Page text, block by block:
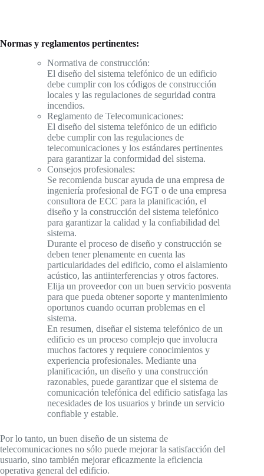
Normas y reglamentos pertinentes:
Normativa de construcción:
El diseño del sistema telefónico de un edificio
debe cumplir con los códigos de construcción
locales y las regulaciones de seguridad contra
incendios.
Reglamento de Telecomunicaciones:
El diseño del sistema telefónico de un edificio
debe cumplir con las regulaciones de
telecomunicaciones y los estándares pertinentes
para garantizar la conformidad del sistema.
Consejos profesionales:
Se recomienda buscar ayuda de una empresa de
ingeniería profesional de FGT o de una empresa
consultora de ECC para la planificación, el
diseño y la construcción del sistema telefónico
para garantizar la calidad y la confiabilidad del
sistema.
Durante el proceso de diseño y construcción se
deben tener plenamente en cuenta las
particularidades del edificio, como el aislamiento
acústico, las antiinterferencias y otros factores.
Elija un proveedor con un buen servicio posventa
para que pueda obtener soporte y mantenimiento
oportunos cuando ocurran problemas en el
sistema.
En resumen, diseñar el sistema telefónico de un
edificio es un proceso complejo que involucra
muchos factores y requiere conocimientos y
experiencia profesionales. Mediante una
planificación, un diseño y una construcción
razonables, puede garantizar que el sistema de
comunicación telefónica del edificio satisfaga las
necesidades de los usuarios y brinde un servicio
confiable y estable.
Por lo tanto, un buen diseño de un sistema de
telecomunicaciones no sólo puede mejorar la satisfacción del
usuario, sino también mejorar eficazmente la eficiencia
operativa general del edificio.